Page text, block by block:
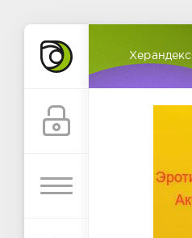
Херандекс